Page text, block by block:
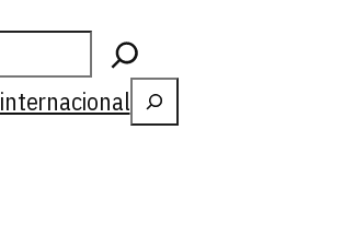
internacional Buscar